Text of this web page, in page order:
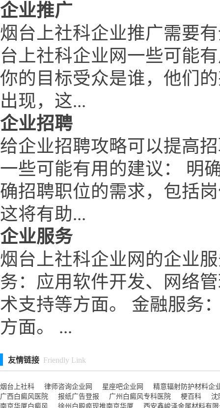
企业推广
烟台上社科企业推广需要
台上社科企业网一些可能
你的目标受众是谁，他们
出现，这...
企业招聘
给企业招聘攻略可以提高
一些可能有用的建议： 明
确招聘职位的需求，包括
这将有助...
企业服务
烟台上社科企业网的企业
务：应用软件开发、网络
术支持等方面。 金融服务
方面。 ...
友情链接 Friendly Link
烟台上社科 律师咨询企业网 星座吧企业网
精意辐射防护材料企
广西白癜风医院
报纸广告登报 广州白癜风专科医院 梗百科
沈
南京华厦白癜风
徐州白殿疯现推南京华厦
西安鑫峻泽金属材料有